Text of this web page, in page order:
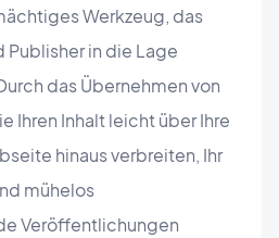
Werkzeug, das
in die Lage
das Übernehmen von
Ihren Inhalt leicht über Ihre
hinaus verbreiten, Ihr
mühelos
Veröffentlichungen